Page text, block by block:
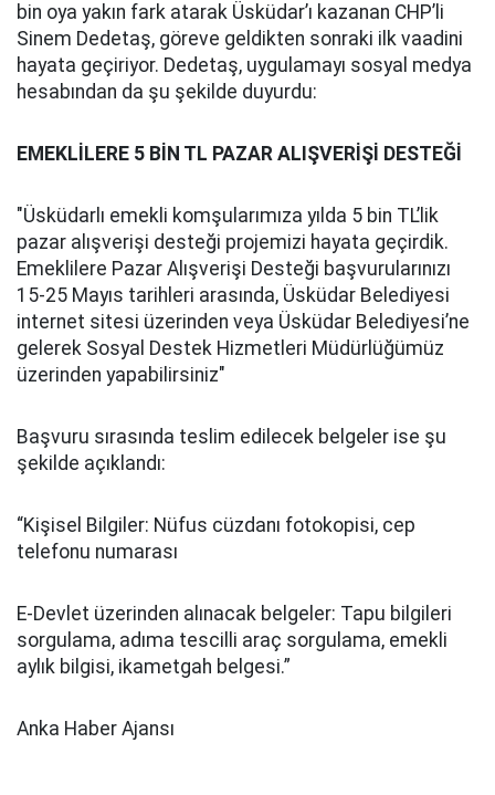
bin oya yakın fark atarak Üsküdar’ı kazanan CHP’li
Sinem Dedetaş, göreve geldikten sonraki ilk vaadini
hayata geçiriyor. Dedetaş, uygulamayı sosyal medya
hesabından da şu şekilde duyurdu:
EMEKLİLERE 5 BİN TL PAZAR ALIŞVERİŞİ DESTEĞİ
"Üsküdarlı emekli komşularımıza yılda 5 bin TL’lik
pazar alışverişi desteği projemizi hayata geçirdik.
Emeklilere Pazar Alışverişi Desteği başvurularınızı
15-25 Mayıs tarihleri arasında, Üsküdar Belediyesi
internet sitesi üzerinden veya Üsküdar Belediyesi’ne
gelerek Sosyal Destek Hizmetleri Müdürlüğümüz
üzerinden yapabilirsiniz"
Başvuru sırasında teslim edilecek belgeler ise şu
şekilde açıklandı:
“Kişisel Bilgiler: Nüfus cüzdanı fotokopisi, cep
telefonu numarası
E-Devlet üzerinden alınacak belgeler: Tapu bilgileri
sorgulama, adıma tescilli araç sorgulama, emekli
aylık bilgisi, ikametgah belgesi.”
Anka Haber Ajansı